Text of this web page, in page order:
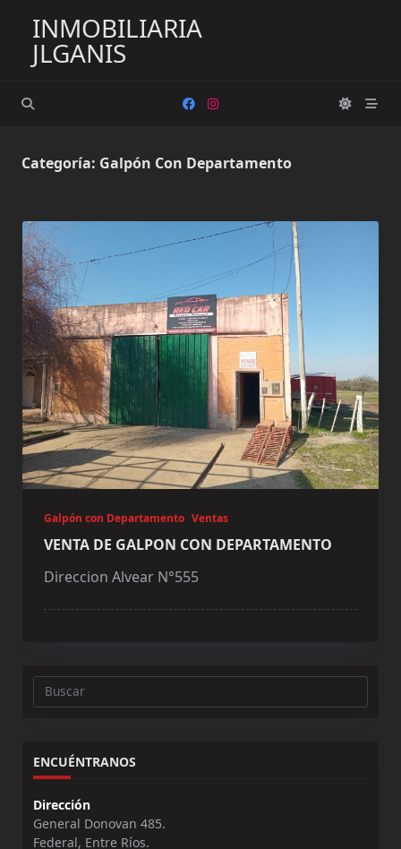
contenido
INMOBILIARIA
JLGANIS
Categoría: Galpón Con Departamento
Galpón con Departamento Ventas
VENTA DE GALPON CON DEPARTAMENTO
Direccion Alvear N°555
Buscar:
ENCUÉNTRANOS
Dirección
General Donovan 485.
Federal, Entre Ríos.